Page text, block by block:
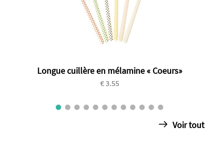
Longue cuillère en mélamine « Coeurs»
€ 3.55
Voir tout